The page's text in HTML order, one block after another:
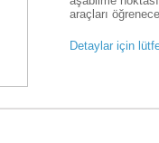
araçları
Detaylar için